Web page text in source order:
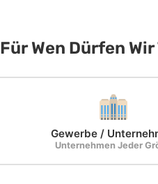
Für Wen Dürfen
Gewerbe /
Unternehmen Jeder